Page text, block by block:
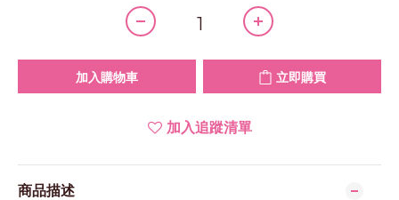
加入購物車 立即購買
加入追蹤清單
商品描述